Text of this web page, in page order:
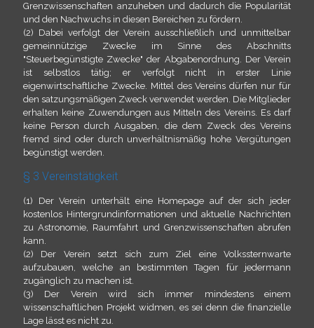
Grenzwissenschaften anzuheben und dadurch die Popularität
und den Nachwuchs in diesen Bereichen zu fördern.
(2) Dabei verfolgt der Verein ausschließlich und unmittelbar
gemeinnützige Zwecke im Sinne des Abschnitts
"Steuerbegünstigte Zwecke" der Abgabenordnung. Der Verein
ist selbstlos tätig; er verfolgt nicht in erster Linie
eigenwirtschaftliche Zwecke. Mittel des Vereins dürfen nur für
den satzungsmäßigen Zweck verwendet werden. Die Mitglieder
erhalten keine Zuwendungen aus Mitteln des Vereins. Es darf
keine Person durch Ausgaben, die dem Zweck des Vereins
fremd sind oder durch unverhältnismäßig hohe Vergütungen
begünstigt werden.
§ 3 Vereinstätigkeit
(1) Der Verein unterhält eine Homepage auf der sich jeder
kostenlos Hintergrundinformationen und aktuelle Nachrichten
zu Astronomie, Raumfahrt und Grenzwissenschaften abrufen
kann.
(2) Der Verein setzt sich zum Ziel eine Volkssternwarte
aufzubauen, welche an bestimmten Tagen für jedermann
zugänglich zu machen ist.
(3) Der Verein wird sich immer mindestens einem
wissenschaftlichen Projekt widmen, es sei denn die finanzielle
Lage lässt es nicht zu.